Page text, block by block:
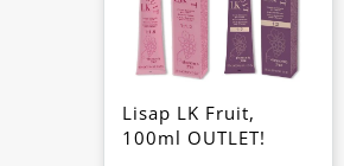
Lisap LK Fruit,
100ml OUTLET!